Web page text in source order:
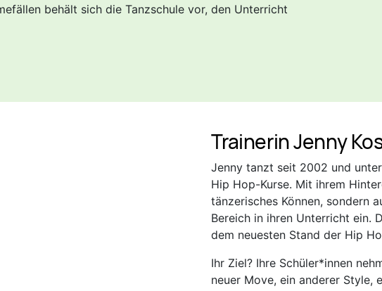
behält sich die Tanzschule vor, den Unterricht
Trainerin Jenny
Jenny tanzt seit 2002 und
Hip Hop-Kurse. Mit ihrem
tänzerisches Können, sondern
Bereich in ihren Unterricht ein.
dem neuesten Stand der Hip
Ihr Ziel? Ihre Schüler*innen
neuer Move, ein anderer Style,